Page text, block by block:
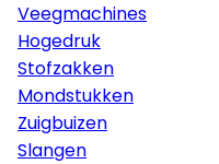
Veegmachines
Hogedruk
Stofzakken
Mondstukken
Zuigbuizen
Slangen